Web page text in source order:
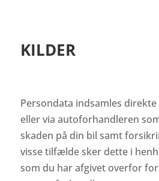
KILDER
Persondata indsamles
eller via autoforhandleren
skaden på din bil samt
visse tilfælde sker dette i
som du har afgivet overfor